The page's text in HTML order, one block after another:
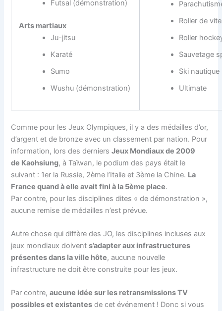
Futsal (démonstration)
Arts martiaux
Ju-jitsu
Karaté
Sumo
Wushu (démonstration)
Roller de
Roller
Sauvetage
Ski nautique
Ultimate
Comme pour les Jeux Olympiques, il y a des médailles d’or,
d’argent et de bronze avec un classement par nation. Pour
information, lors des derniersJeux Mondiaux de 2009
de Kaohsiung, à Taïwan, le podium des pays était le
suivant : 1er la Russie, 2ème l’Italie et 3ème la Chine. La
France quand à elle avait fini à la 5ème place.
Par contre, pour les disciplines dites « de démonstration »,
aucune remise de médailles n’est prévue.
Autre chose qui diffère des JO, les disciplines incluses aux
jeux mondiaux doivents’adapter aux infrastructures
présentes dans la ville hôte, aucune nouvelle
infrastructure ne doit être construite pour les jeux.
Par contre,aucune idée sur les retransmissions TV
possibles et existantes de cet événement ! Donc si vous